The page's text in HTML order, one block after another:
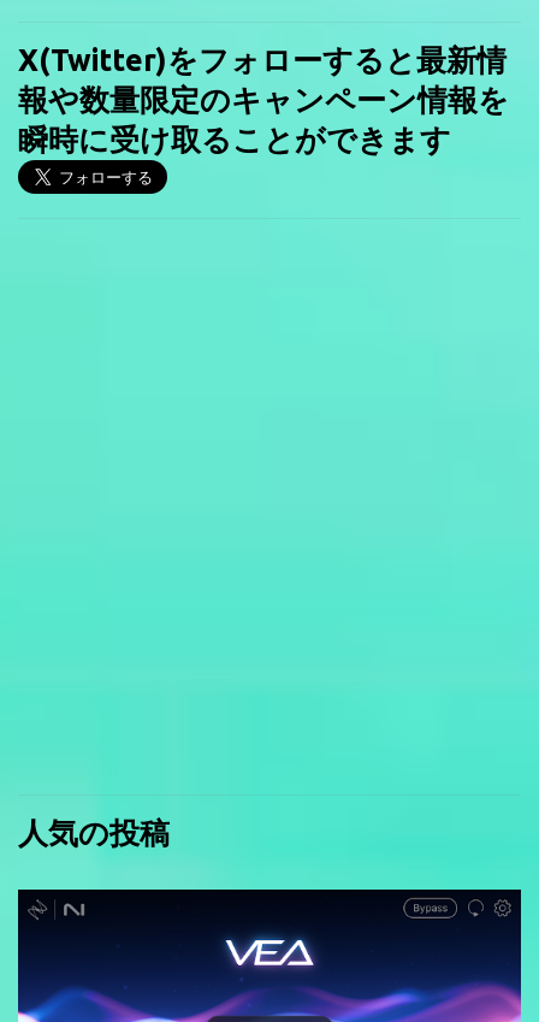
X(Twitter)をフォローすると最新情
報や数量限定のキャンペーン情報を
瞬時に受け取ることができます
人気の投稿